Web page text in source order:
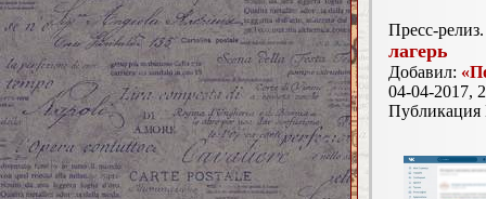
Пресс-релиз.
лагерь
Добавил:
04-04-2017,